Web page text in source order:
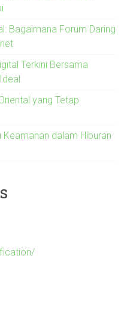
Bagaimana Forum Daring
Terkini Bersama
yang Tetap
dalam Hiburan